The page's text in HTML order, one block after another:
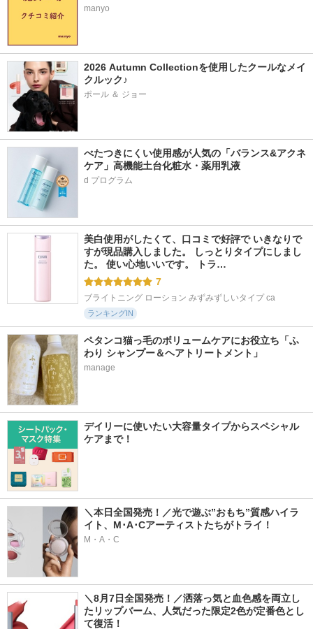
manyo
2026 Autumn Collectionを使用したクールなメイ
クルック♪
ポール ＆ ジョー
べたつきにくい使用感が人気の「バランス&アクネ
ケア」高機能土台化粧水・薬用乳液
美白使用がしたくて、口コミで好評で いきなりで
すが現品購入しました。 しっとりタイプにしまし
た。 使い心地いいです。 トラ…
7
ブライトニング ローション みずみずしいタイプ ca
ランキングIN
ペタンコ猫っ毛のボリュームケアにお役立ち「ふ
わり シャンプー＆ヘアトリートメント」
manage
デイリーに使いたい大容量タイプからスペシャル
ケアまで！
＼本日全国発売！／光で遊ぶ”おもち”質感ハイラ
イト、M･A･Cアーティストたちがトライ！
M・A・C
＼8月7日全国発売！／洒落っ気と血色感を両立し
たリップバーム、人気だった限定2色が定番色とし
て復活！